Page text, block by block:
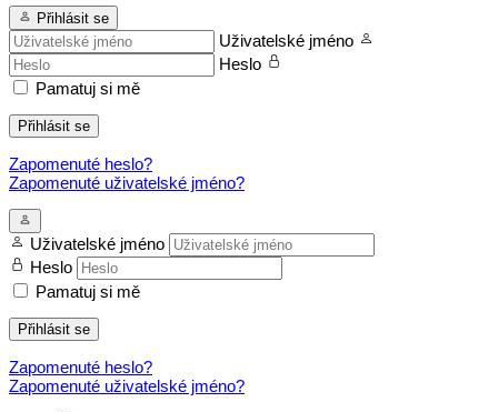
Přihlásit se
Uživatelské jméno
Heslo
Pamatuj si mě
Přihlásit se
Zapomenuté heslo?
Zapomenuté uživatelské jméno?
Uživatelské jméno
Heslo
Pamatuj si mě
Přihlásit se
Zapomenuté heslo?
Zapomenuté uživatelské jméno?